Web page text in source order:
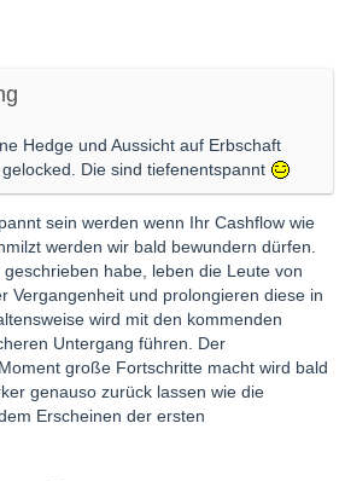
Hedge und Aussicht auf Erbschaft
Die sind tiefenentspannt
sein werden wenn Ihr Cashflow wie
werden wir bald bewundern dürfen.
habe, leben die Leute von
Vergangenheit und prolongieren diese in
wird mit den kommenden
Untergang führen. Der
große Fortschritte macht wird bald
genauso zurück lassen wie die
Erscheinen der ersten